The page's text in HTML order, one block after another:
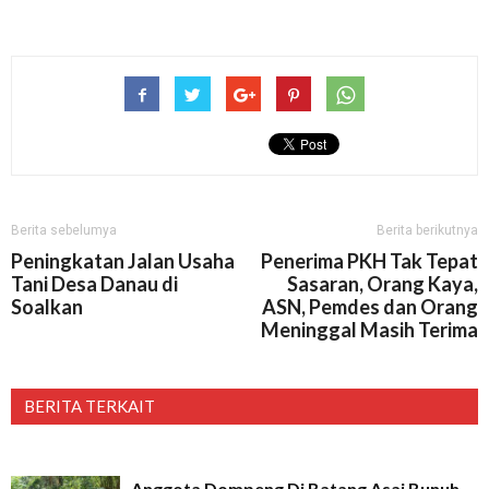
Berita sebelumya
Peningkatan Jalan Usaha
Tani Desa Danau di
Soalkan
Berita berikutnya
Penerima PKH Tak Tepat
Sasaran, Orang Kaya,
ASN, Pemdes dan Orang
Meninggal Masih Terima
BERITA TERKAIT